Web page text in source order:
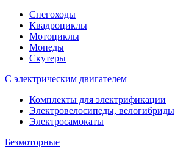
Снегоходы
Квадроциклы
Мотоциклы
Мопеды
Скутеры
С электрическим двигателем
Комплекты для электрификации
Электровелосипеды, велогибриды
Электросамокаты
Безмоторные